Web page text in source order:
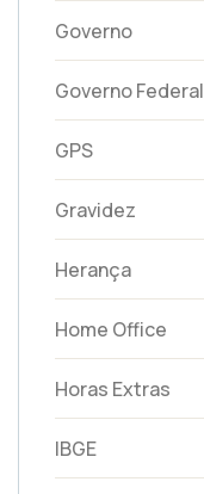
Governo
Governo Federal
GPS
Gravidez
Herança
Home Office
Horas Extras
IBGE